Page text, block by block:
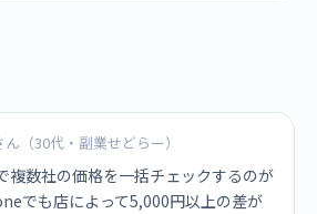
ん（30代・副業せどらー）
複数社の価格を一括チェックするのが
でも店によって5,000円以上の差が